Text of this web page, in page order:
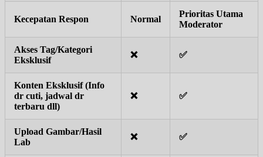
Kecepatan Respon Normal
Prioritas Utama
Moderator
Akses Tag/Kategori
Eksklusif
❌ ✅
Konten Eksklusif (Info
dr cuti, jadwal dr
terbaru dll)
❌ ✅
Upload Gambar/Hasil
Lab
❌ ✅